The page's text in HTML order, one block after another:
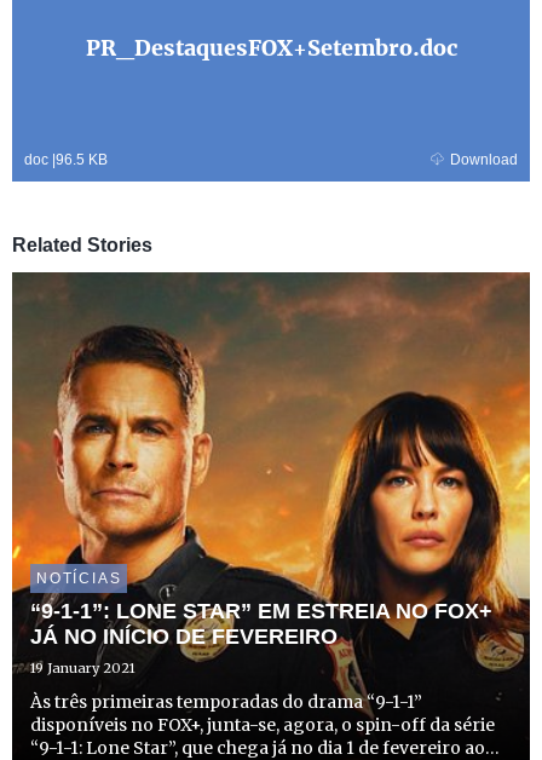
PR_DestaquesFOX+Setembro.doc
doc 96.5 KB Download
Related Stories
NOTÍCIAS
“9-1-1”: LONE STAR” EM ESTREIA NO FOX+
JÁ NO INÍCIO DE FEVEREIRO
19 January 2021
Às três primeiras temporadas do drama “9-1-1”
disponíveis no FOX+, junta-se, agora, o spin-off da série
“9-1-1: Lone Star”, que chega já no dia 1 de fevereiro ao